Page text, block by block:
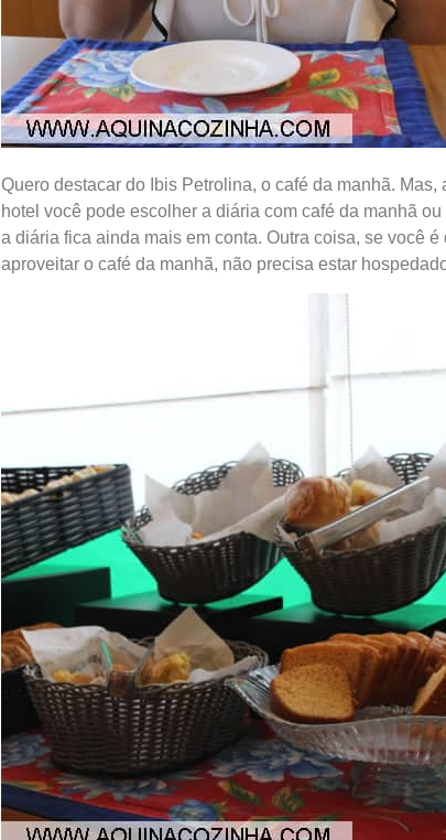
Quero destacar do Ibis Petrolina, o café da manhã.
hotel você pode escolher a diária com café da manhã
a diária fica ainda mais em conta. Outra coisa, se você
aproveitar o café da manhã, não precisa estar